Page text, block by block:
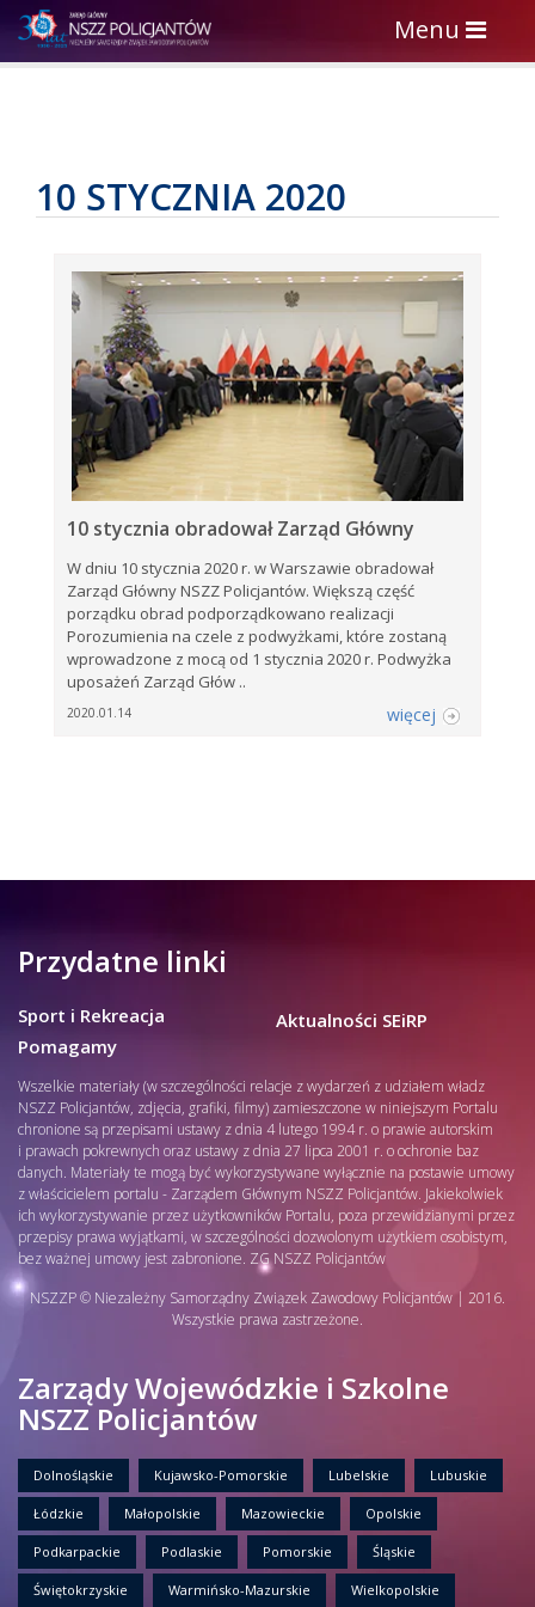
Toggle
navigation
Menu
10 STYCZNIA 2020
10 stycznia obradował Zarząd Główny
W dniu 10 stycznia 2020 r. w Warszawie obradował
Zarząd Główny NSZZ Policjantów. Większą część
porządku obrad podporządkowano realizacji
Porozumienia na czele z podwyżkami, które zostaną
wprowadzone z mocą od 1 stycznia 2020 r. Podwyżka
uposażeń Zarząd Głów ..
2020.01.14 więcej
Przydatne linki
Sport i Rekreacja
Pomagamy
Aktualności SEiRP
Wszelkie materiały (w szczególności relacje z wydarzeń z udziałem władz
NSZZ Policjantów, zdjęcia, grafiki, filmy) zamieszczone w niniejszym Portalu
chronione są przepisami ustawy z dnia 4 lutego 1994 r. o prawie autorskim
i prawach pokrewnych oraz ustawy z dnia 27 lipca 2001 r. o ochronie baz
danych. Materiały te mogą być wykorzystywane wyłącznie na postawie umowy
z właścicielem portalu - Zarządem Głównym NSZZ Policjantów. Jakiekolwiek
ich wykorzystywanie przez użytkowników Portalu, poza przewidzianymi przez
przepisy prawa wyjątkami, w szczególności dozwolonym użytkiem osobistym,
bez ważnej umowy jest zabronione. ZG NSZZ Policjantów
NSZZP © Niezależny Samorządny Związek Zawodowy Policjantów | 2016.
Wszystkie prawa zastrzeżone.
Zarządy Wojewódzkie i Szkolne
NSZZ Policjantów
Dolnośląskie Kujawsko-Pomorskie Lubelskie Lubuskie
Łódzkie Małopolskie Mazowieckie Opolskie
Podkarpackie Podlaskie Pomorskie Śląskie
Świętokrzyskie Warmińsko-Mazurskie Wielkopolskie